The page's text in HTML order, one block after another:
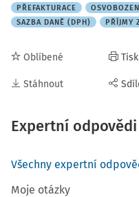
PŘEFAKTURACE
SAZBA DANĚ (DPH)
PŘÍJMY
Oblíbené
Stáhnout
Expertní odpovědi
Všechny expertní
Moje otázky